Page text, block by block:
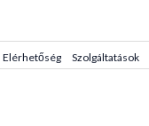
Elérhetőség Szolgáltatások